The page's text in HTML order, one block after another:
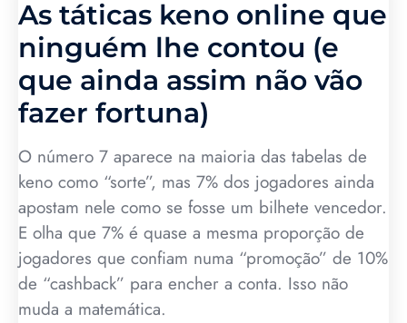
As táticas keno online que
ninguém lhe contou (e
que ainda assim não vão
fazer fortuna)
O número 7 aparece na maioria das tabelas de
keno como “sorte”, mas 7% dos jogadores ainda
apostam nele como se fosse um bilhete vencedor.
E olha que 7% é quase a mesma proporção de
jogadores que confiam numa “promoção” de 10%
de “cashback” para encher a conta. Isso não
muda a matemática.